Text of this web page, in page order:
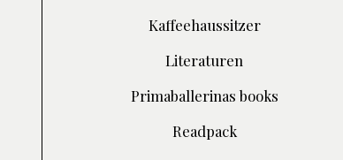
Kaffeehaussitzer
Literaturen
Primaballerinas books
Readpack